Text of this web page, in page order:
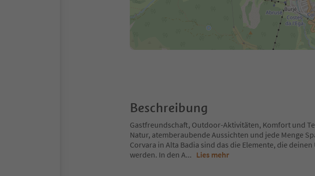
Beschreibung
Gastfreundschaft, Outdoor-Aktivitäten, Komfort und
Natur, atemberaubende Aussichten und jede Menge
Corvara in Alta Badia sind das die Elemente, die
werden. In den A... Lies mehr